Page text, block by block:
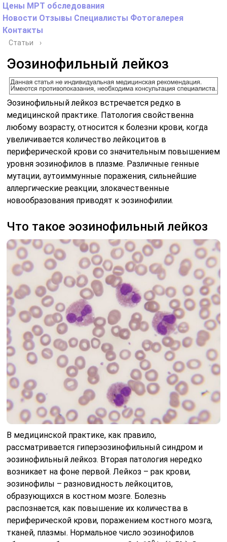
Цены МРТ обследования
Новости Отзывы Специалисты Фотогалерея
Контакты
Статьи ›
Эозинофильный лейкоз
Эозинофильный лейкоз встречается редко в
медицинской практике. Патология свойственна
любому возрасту, относится к болезни крови, когда
увеличивается количество лейкоцитов в
периферической крови со значительным повышением
уровня эозинофилов в плазме. Различные генные
мутации, аутоиммунные поражения, сильнейшие
аллергические реакции, злокачественные
новообразования приводят к эозинофилии.
Что такое эозинофильный лейкоз
В медицинской практике, как правило,
рассматривается гиперэозинофильный синдром и
эозинофильный лейкоз. Вторая патология нередко
возникает на фоне первой. Лейкоз – рак крови,
эозинофилы – разновидность лейкоцитов,
образующихся в костном мозге. Болезнь
распознается, как повышение их количества в
периферической крови, поражением костного мозга,
тканей, плазмы. Нормальное число эозинофилов